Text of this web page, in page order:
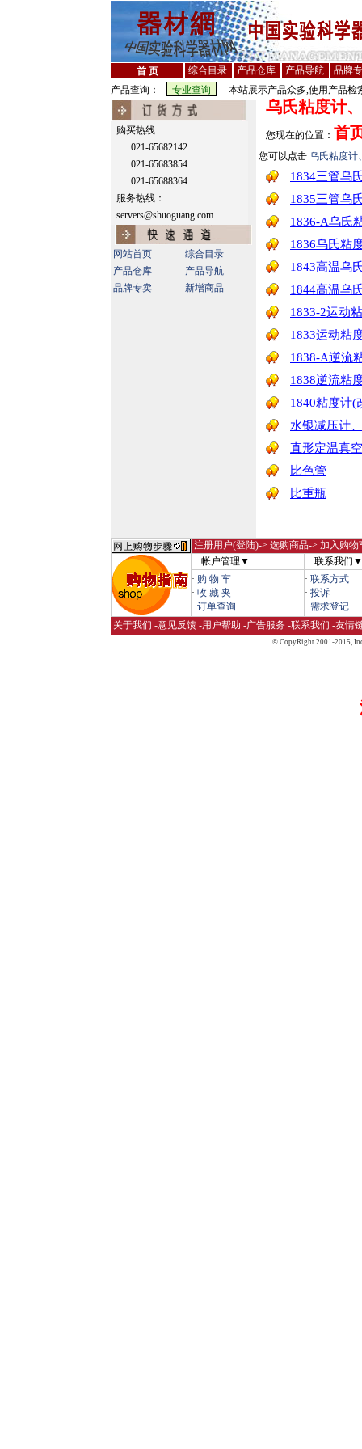
首 页 综合目录 产品仓库 产品导航
品牌
产品查询：
本站展示产品众多,使用产品检
购买热线:
021-65682142
021-65683854
021-65688364
服务热线：
servers@shuoguang.com
网站首页
综合目录
产品仓库
产品导航
品牌专卖
新增商品
乌氏粘度计
您现在的位置： 首
您可以点击 乌氏粘度计
1834三管乌
1835三管乌
1836-A乌氏
1836乌氏粘
1843高温乌
1844高温乌
1833-2运动
1833运动粘
1838-A逆流
1838逆流粘
1840粘度计(
水银减压计
直形定温真
比色管
比重瓶
注册用户(登陆)-> 选购商品-> 加入购
帐户管理▼
联系我们▼
· 购 物 车
· 收 藏 夹
· 订单查询
· 联系方式
· 投诉
· 需求登记
关于我们 -意见反馈 -用户帮助 -广告服务 -联系我们 -友情
© CopyRight 2001-2015,